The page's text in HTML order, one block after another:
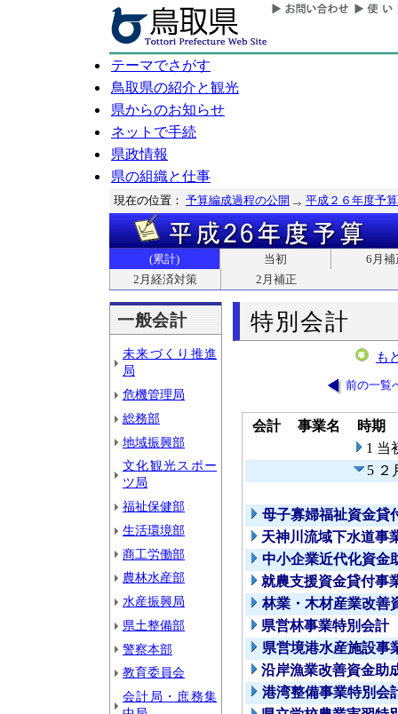
テーマでさがす
鳥取県の紹介と観光
県からのお知らせ
ネットで手続
県政情報
県の組織と仕事
現在の位置： 予算編成過程の公開 平成２６年度予算
(累計) 当初
6月補
2月経済対策
2月補正
一般会計
未来づくり推進
局
危機管理局
総務部
地域振興部
文化観光スポー
ツ局
福祉保健部
生活環境部
商工労働部
農林水産部
水産振興局
県土整備部
警察本部
教育委員会
会計局・庶務集
特別会計
も
前の一覧
会計 事業名
時期
1 当
5 ２
母子寡婦福祉資金貸
天神川流域下水道事
中小企業近代化資金
就農支援資金貸付事
林業・木材産業改善
県営林事業特別会計
県営境港水産施設事
沿岸漁業改善資金助
港湾整備事業特別会